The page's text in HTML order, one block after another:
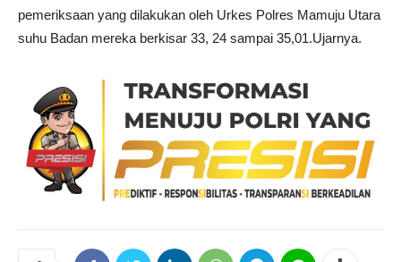
pemeriksaan yang dilakukan oleh Urkes Polres Mamuju Utara
suhu Badan mereka berkisar 33, 24 sampai 35,01.Ujarnya.